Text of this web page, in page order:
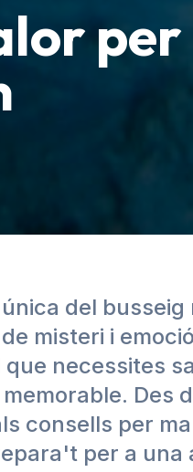
del busseig
misteri i
necessites
Des
consells per
per a una